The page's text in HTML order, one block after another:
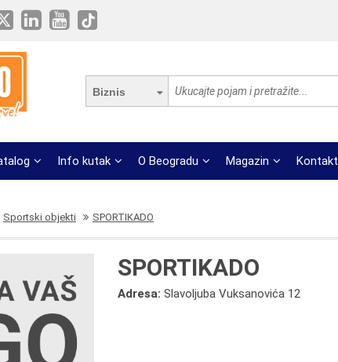
Biznis
Info kutak O Beogradu Magazin Kontakt
Sportski objekti SPORTIKADO
SPORTIKADO
Adresa:Slavoljuba Vuksanovića 12